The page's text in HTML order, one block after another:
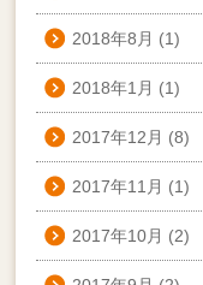
2018年8月 (1)
2018年1月 (1)
2017年12月 (8)
2017年11月 (1)
2017年10月 (2)